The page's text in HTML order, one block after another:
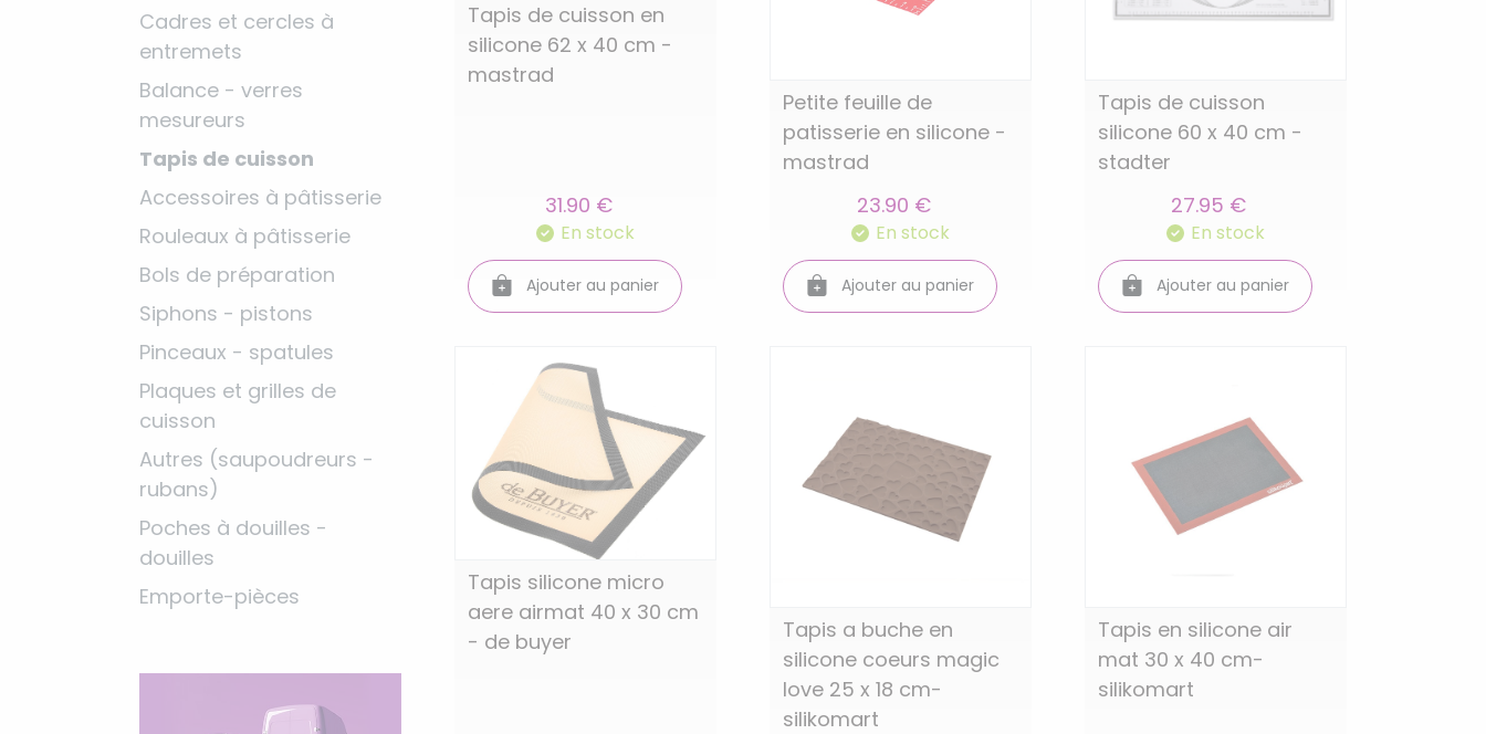
Cadres et cercles à
entremets
Balance - verres
mesureurs
Tapis de cuisson
Accessoires à pâtisserie
Rouleaux à pâtisserie
Bols de préparation
Siphons - pistons
Pinceaux - spatules
Plaques et grilles de
cuisson
Autres (saupoudreurs -
rubans)
Poches à douilles -
douilles
Emporte-pièces
Tapis de cuisson en
silicone 62 x 40 cm -
mastrad
31.90 €
En stock
Ajouter au panier
Petite feuille de
patisserie en silicone -
mastrad
23.90 €
En stock
Ajouter au panier
Tapis de cuisson
silicone 60 x 40 cm -
stadter
27.95 €
En stock
Ajouter au panier
Tapis silicone micro
aere airmat 40 x 30 cm
- de buyer
Tapis a buche en
silicone coeurs magic
love 25 x 18 cm-
silikomart
Tapis en silicone air
mat 30 x 40 cm-
silikomart